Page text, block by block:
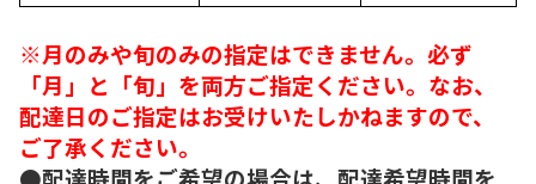
※月のみや旬のみの指定はできません。必ず
「月」と「旬」を両方ご指定ください。なお、
配達日のご指定はお受けいたしかねますので、
ご了承ください。
●配達時間をご希望の場合は、配達希望時間を